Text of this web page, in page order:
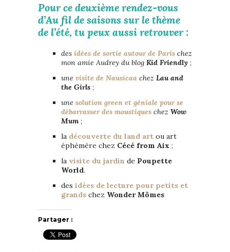
Pour ce deuxième rendez-vous
d’Au fil de saisons sur le thème
de l’été, tu peux aussi retrouver :
des idées de sortie autour de Paris chez
mon amie Audrey du blog Kid Friendly ;
une visite de Nausicaa chez Lau and
the Girls ;
une solution green et géniale pour se
débarrasser des moustiques chez Wow
Mum ;
la découverte du land art ou art
éphémère chez Cécé from Aix ;
la visite du jardin de Poupette
World.
des idées de lecture pour petits et
grands chez Wonder Mômes
Partager :